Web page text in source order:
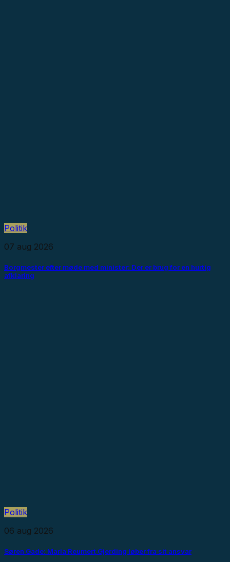
Politik
07 aug 2026
Borgmester efter møde med minister: Der er brug for en hurtig
afklaring
Politik
06 aug 2026
Søren Gade: Maria Reumert Gjerding løber fra sit ansvar